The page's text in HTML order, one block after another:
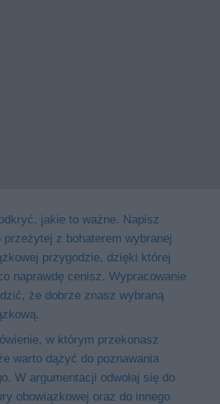
jakie to ważne. Napisz
przeżytej z bohaterem wybranej
przygodzie, dzięki której
naprawdę cenisz. Wypracowanie
że dobrze znasz wybraną
w którym przekonasz
warto dążyć do poznawania
W argumentacji odwołaj się do
obowiązkowej oraz do innego